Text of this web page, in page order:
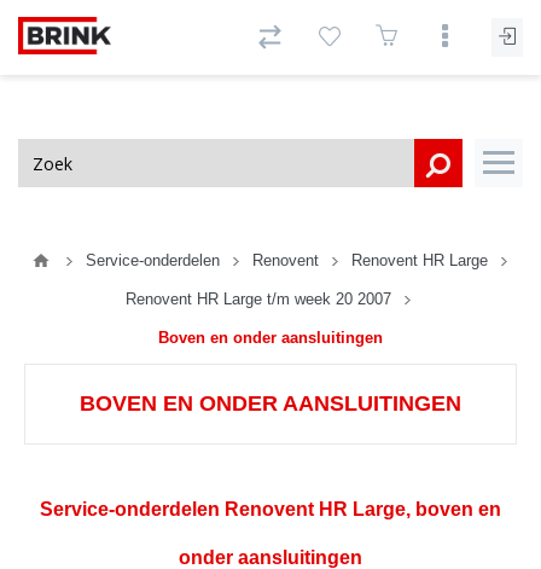
Service-onderdelen Renovent Renovent HR Large
Renovent HR Large t/m week 20 2007
Boven en onder aansluitingen
BOVEN EN ONDER AANSLUITINGEN
Service-onderdelen Renovent HR Large, boven en
onder aansluitingen